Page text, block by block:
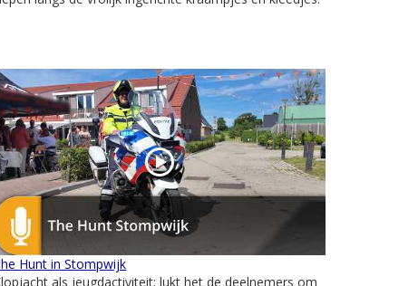
Hunt in Stompwijk
als jeugdactiviteit: lukt het de deelnemers om